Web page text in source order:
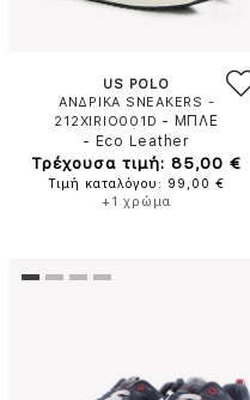
US POLO
ΑΝΔΡΙΚΑ SNEAKERS -
212XIRIO001D - ΜΠΛΕ
- Eco Leather
Τρέχουσα τιμή: 85,00 €
Τιμή καταλόγου: 99,00 €
+1 χρώμα